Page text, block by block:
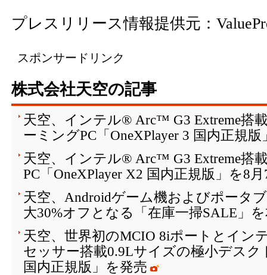
プレスリリース情報提供元：
スポンサードリンク
株式会社天空の記事
天空、インテル® Arc™ G3 Extreme搭
ーミングPC「OneXPlayer 3 国内正規
天空、インテル® Arc™ G3 Extreme搭
PC「OneXPlayer X2 国内正規版」を8
天空、Androidゲーム機およびポータ
大30%オフとなる「在庫一掃SALE」
天空、世界初のMCIO 8iポートとイン
セッサー搭載0.9Lサイズの極小デスク
国内正規版」を発売